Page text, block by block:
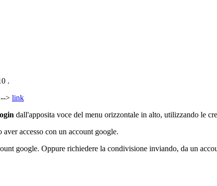
.
> link
dall'apposita voce del menu orizzontale in alto, utilizzando le
accesso con un account google.
google. Oppure richiedere la condivisione inviando, da un